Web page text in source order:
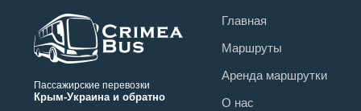
Пассажирские перевозки
Крым-Украина и обратно
Главная
Маршруты
Аренда маршрутки
О нас